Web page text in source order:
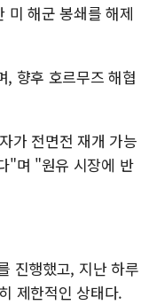
미 해군 봉쇄를 해제
, 향후 호르무즈 해협
가 전면전 재개 가능
"며 "원유 시장에 반
진행했고, 지난 하루
제한적인 상태다.